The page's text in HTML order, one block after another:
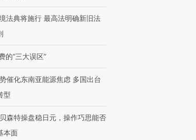
法典将施行 最高法明确新旧法
的“三大误区”
催化东南亚能源焦虑 多国出台
型
森特操盘稳日元，操作巧思能否
本面